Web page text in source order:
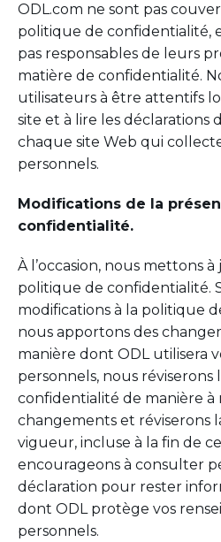
ODL.com ne sont pas
politique de confidentialité,
pas responsables de leurs
matière de confidentialité.
utilisateurs à être attentifs
site et à lire les déclarations
chaque site Web qui
personnels.
Modifications de la
confidentialité.
À l’occasion, nous mettons
politique de confidentialité.
modifications à la politique
nous apportons des
manière dont ODL utilisera
personnels, nous réviserons
confidentialité de manière à
changements et réviserons
vigueur, incluse à la fin de
encourageons à consulter
déclaration pour rester
dont ODL protège vos
personnels.